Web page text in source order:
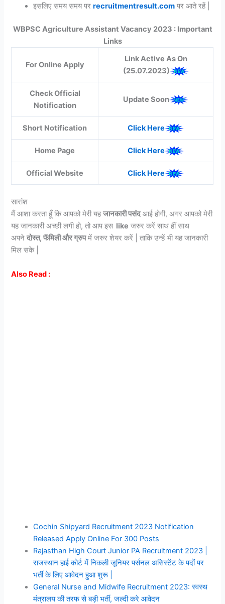
इसलिए समय समय परrecruitmentresult.com पर आते रहें |
WBPSC Agriculture Assistant Vacancy 2023 : Important
Links
For Online Apply
Link Active As On
(25.07.2023)
Check Official
Notification
Update Soon
Short Notification Click Here
Home Page Click Here
Official Website Click Here
सारांश
मैं आशा करता हूँ कि आपको मेरी यहजानकारी पसंदआई होगी, अगर आपको मेरी
यह जानकारी अच्छी लगी हो, तो आप इस like जरुर करें साथ हीं साथ
अपनेदोस्त, फॅमिली और ग्रुपमें जरुर शेयर करें | ताकि उन्हें भी यह जानकारी
मिल सके |
Also Read :
Cochin Shipyard Recruitment 2023 Notification
Released Apply Online For 300 Posts
Rajasthan High Court Junior PA Recruitment 2023 |
राजस्थान हाई कोर्ट में निकली जूनियर पर्सनल असिस्टेंट के पदों पर
भर्ती के लिए आवेदन हुआ शुरू |
General Nurse and Midwife Recruitment 2023: स्वस्थ
मंत्रालय की तरफ से बड़ी भर्ती, जल्दी करे आवेदन